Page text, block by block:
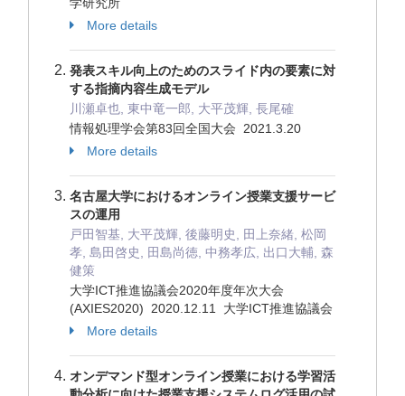
More details
発表スキル向上のためのスライド内の要素に対
する指摘内容生成モデル
川瀬卓也, 東中竜一郎, 大平茂輝, 長尾確
情報処理学会第83回全国大会 2021.3.20
More details
名古屋大学におけるオンライン授業支援サービ
スの運用
戸田智基, 大平茂輝, 後藤明史, 田上奈緒, 松岡
孝, 島田啓史, 田島尚徳, 中務孝広, 出口大輔, 森
健策
大学ICT推進協議会2020年度年次大会
(AXIES2020) 2020.12.11 大学ICT推進協議会
More details
オンデマンド型オンライン授業における学習活